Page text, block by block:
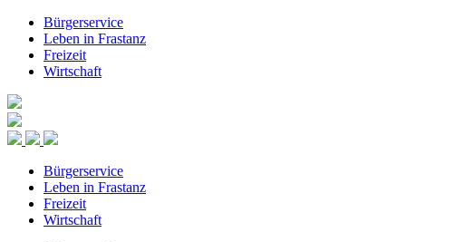
Bürgerservice
Leben in Frastanz
Freizeit
Wirtschaft
Bürgerservice
Leben in Frastanz
Freizeit
Wirtschaft